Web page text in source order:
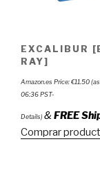
EXCALIBUR
RAY]
Amazon.es Price:€11.50
06:36 PST-
Details) & FREE
Comprar